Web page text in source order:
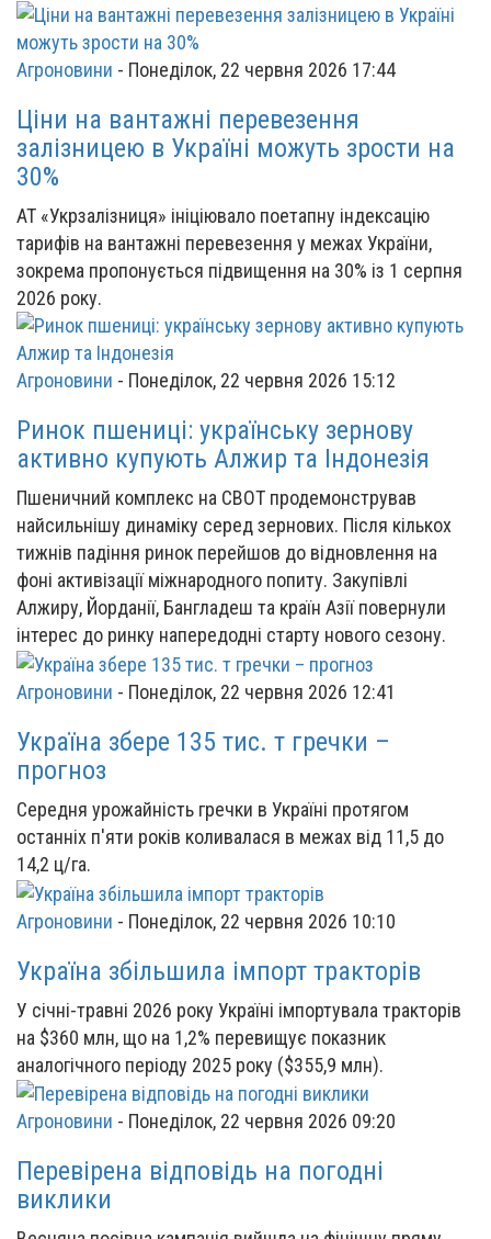
Агроновини - Понеділок, 22 червня 2026 17:44
Ціни на вантажні перевезення
залізницею в Україні можуть зрости на
30%
АТ «Укрзалізниця» ініціювало поетапну індексацію
тарифів на вантажні перевезення у межах України,
зокрема пропонується підвищення на 30% із 1 серпня
2026 року.
Агроновини - Понеділок, 22 червня 2026 15:12
Ринок пшениці: українську зернову
активно купують Алжир та Індонезія
Пшеничний комплекс на CBOT продемонстрував
найсильнішу динаміку серед зернових. Після кількох
тижнів падіння ринок перейшов до відновлення на
фоні активізації міжнародного попиту. Закупівлі
Алжиру, Йорданії, Бангладеш та країн Азії повернули
інтерес до ринку напередодні старту нового сезону.
Агроновини - Понеділок, 22 червня 2026 12:41
Україна збере 135 тис. т гречки –
прогноз
Середня урожайність гречки в Україні протягом
останніх п'яти років коливалася в межах від 11,5 до
14,2 ц/га.
Агроновини - Понеділок, 22 червня 2026 10:10
Україна збільшила імпорт тракторів
У січні-травні 2026 року Україні імпортувала тракторів
на $360 млн, що на 1,2% перевищує показник
аналогічного періоду 2025 року ($355,9 млн).
Агроновини - Понеділок, 22 червня 2026 09:20
Перевірена відповідь на погодні
виклики